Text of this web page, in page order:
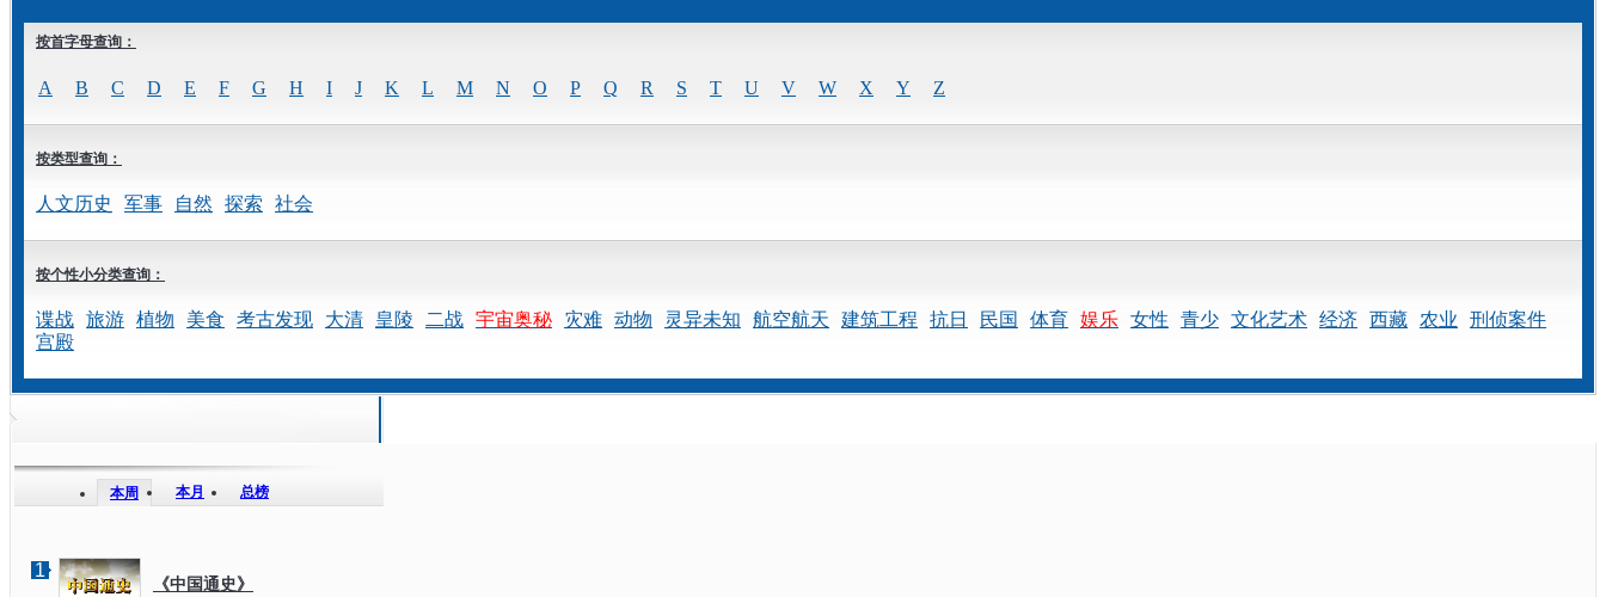
按首字母查询：
A B C D E F G H I J K L M N O P Q R S T U V W X Y Z
按类型查询：
人文历史 军事 自然 探索 社会
按个性小分类查询：
谍战 旅游 植物 美食 考古发现 大清 皇陵 二战 宇宙奥秘 灾难 动物 灵异未知 航空航天 建筑工程 抗日 民国 体育 娱乐 女性 青少 文化艺术 经济 西藏 农业
刑侦案件
宫殿
本周 本月 总榜
1
《中国通史》